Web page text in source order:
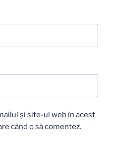
și site-ul web în acest
când o să comentez.